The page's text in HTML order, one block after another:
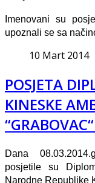
Imenovani su
upoznali se sa
10 Mart 2014
POSJETA
KINESKE
Dana
posjetile su
Narodne Republike